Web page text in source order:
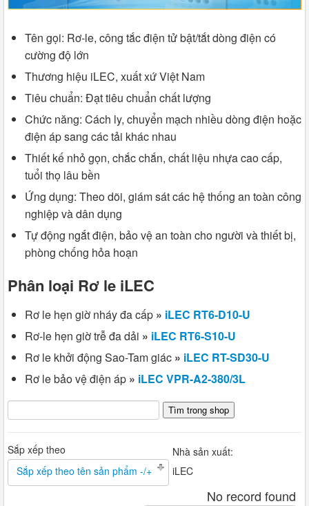
Tên gọi: Rơ-le, công tắc điện tử bật/tắt dòng điện có
cường độ lớn
Thương hiệu iLEC, xuất xứ Việt Nam
Tiêu chuẩn: Đạt tiêu chuẩn chất lượng
Chức năng: Cách ly, chuyển mạch nhiều dòng điện hoặc
điện áp sang các tải khác nhau
Thiết kế nhỏ gọn, chắc chắn, chất liệu nhựa cao cấp,
tuổi thọ lâu bền
Ứng dụng: Theo dõi, giám sát các hệ thống an toàn công
nghiệp và dân dụng
Tự động ngắt điện, bảo vệ an toàn cho người và thiết bị,
phòng chống hỏa hoạn
Phân loại Rơ le iLEC
Rơ le hẹn giờ nháy đa cấp » iLEC RT6-D10-U
Rơ-le hẹn giờ trễ đa dải » iLEC RT6-S10-U
Rơ le khởi động Sao-Tam giác » iLEC RT-SD30-U
Rơ le bảo vệ điện áp » iLEC VPR-A2-380/3L
Sắp xếp theo
Sắp xếp theo tên sản phẩm -/+
Nhà sản xuất:
iLEC
No record found